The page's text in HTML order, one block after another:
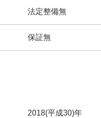
法定整備無
保証無
2018(平成30)年